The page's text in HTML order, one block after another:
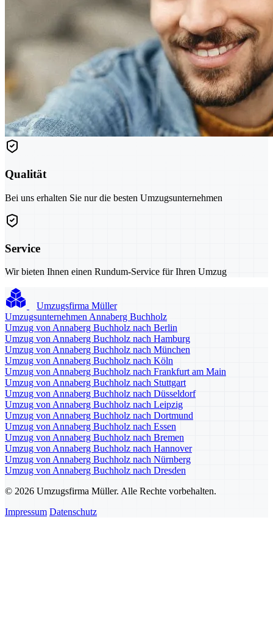
Qualität
Bei uns erhalten Sie nur die besten Umzugsunternehmen
Service
Wir bieten Ihnen einen Rundum-Service für Ihren Umzug
Umzugsfirma Müller
Umzugsunternehmen Annaberg Buchholz
Umzug von Annaberg Buchholz nach Berlin
Umzug von Annaberg Buchholz nach Hamburg
Umzug von Annaberg Buchholz nach München
Umzug von Annaberg Buchholz nach Köln
Umzug von Annaberg Buchholz nach Frankfurt am Main
Umzug von Annaberg Buchholz nach Stuttgart
Umzug von Annaberg Buchholz nach Düsseldorf
Umzug von Annaberg Buchholz nach Leipzig
Umzug von Annaberg Buchholz nach Dortmund
Umzug von Annaberg Buchholz nach Essen
Umzug von Annaberg Buchholz nach Bremen
Umzug von Annaberg Buchholz nach Hannover
Umzug von Annaberg Buchholz nach Nürnberg
Umzug von Annaberg Buchholz nach Dresden
© 2026 Umzugsfirma Müller. Alle Rechte vorbehalten.
Impressum Datenschutz